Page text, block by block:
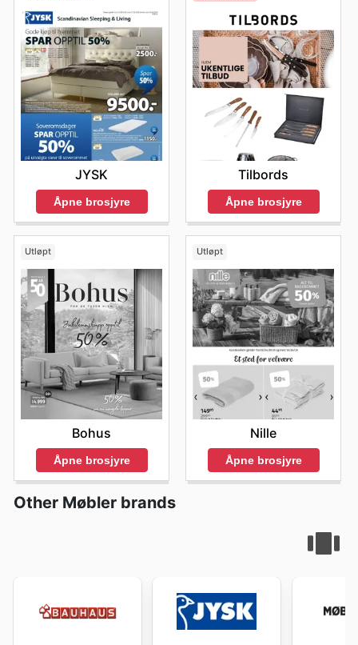
JYSK
Åpne brosjyre
Tilbords
Åpne brosjyre
Utløpt
Bohus
Åpne brosjyre
Utløpt
Nille
Åpne brosjyre
Other Møbler brands